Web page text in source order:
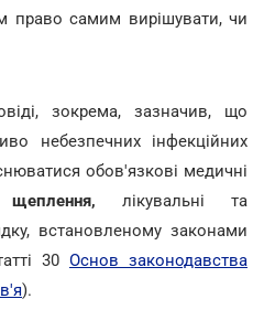
право самим вирішувати, чи
зокрема, зазначив, що
небезпечних інфекційних
обов'язкові медичні
щеплення, лікувальні та
встановленому законами
30 Основ законодавства
).